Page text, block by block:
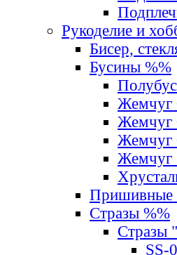
Рукоделие и
Бисер,
Бусины %%
Жемчуг
Жемчуг
Жемчуг
Жемчуг
Пришивные
Стразы %%
Стразы
SS-